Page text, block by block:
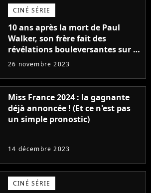
CINÉ SÉRIE
10 ans après la mort de Paul
Walker, son frère fait des
révélations bouleversantes sur la
réaction des acteurs de Fast and
26 novembre 2023
Miss France 2024 : la gagnante
déjà annoncée ! (Et ce n'est pas
un simple pronostic)
14 décembre 2023
CINÉ SÉRIE